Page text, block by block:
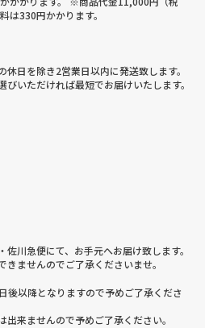
は330円かかります。
休日を除き2営業日以内に発送致します。
びいただければ最短でお届けいたします。
川急便にて、お手元へお届け致します。
ませんのでご了承くださいませ。
後以降となりますので予めご了承くださ
来ませんので予めご了承ください。